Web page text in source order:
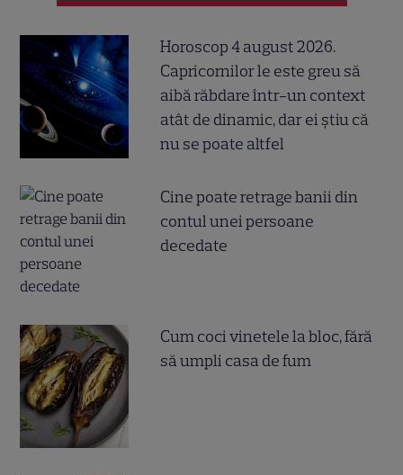
Horoscop 4 august 2026.
Capricornilor le este greu să
aibă răbdare într-un context
atât de dinamic, dar ei știu că
nu se poate altfel
Cine poate retrage banii din
contul unei persoane
decedate
Cum coci vinetele la bloc, fără
să umpli casa de fum